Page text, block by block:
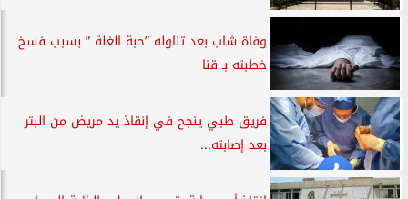
وفاة شاب بعد تناوله ”حبة الغلة ” بسبب فسخ
خطبته بـ قنا
فريق طبي ينجح في إنقاذ يد مريض من البتر
بعد إصابته...